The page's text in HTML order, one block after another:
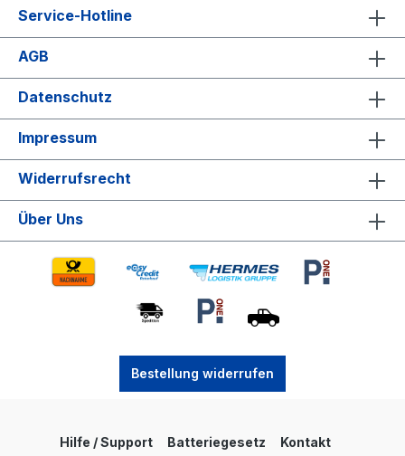
Service-Hotline
AGB
Datenschutz
Impressum
Widerrufsrecht
Über Uns
Bestellung widerrufen
Hilfe / Support Batteriegesetz Kontakt